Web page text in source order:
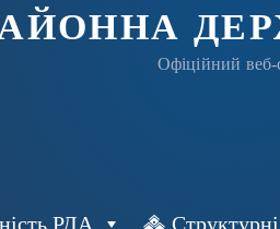
Офіційний веб-
РДА